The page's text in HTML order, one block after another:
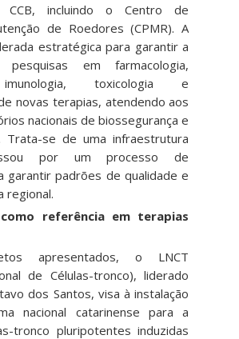
CCB, incluindo o Centro de
de Roedores (CPMR). A
estratégica para garantir a
pesquisas em farmacologia,
imunologia, toxicologia e
novas terapias, atendendo aos
nacionais de biossegurança e
Trata-se de uma infraestrutura
por um processo de
garantir padrões de qualidade e
regional.
referência em terapias
apresentados, o LNCT
de Células-tronco), liderado
dos Santos, visa à instalação
nacional catarinense para a
tronco pluripotentes induzidas